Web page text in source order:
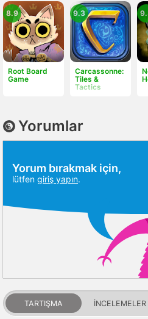
Root Board
Game
8.9
Carcassonne:
Tiles &
Tactics
9.3
Yorumlar
Yorum bırakmak için,
lütfen giriş yapın.
TARTIŞMA İNCELEMELER